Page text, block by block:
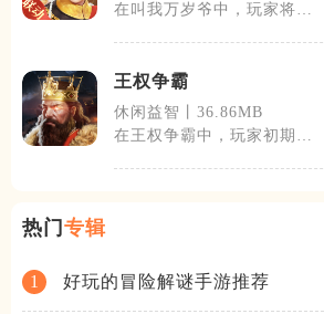
在叫我万岁爷中，玩家将穿
王权争霸
休闲益智丨36.86MB
在王权争霸中，玩家初期将
热门 专辑
1 好玩的冒险解谜手游推荐